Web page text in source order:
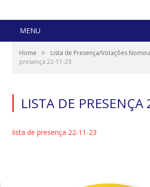
MENU
Home » Lista de Presença/Votações
presença 22-11-23
LISTA DE
lista de presença 22-11-23